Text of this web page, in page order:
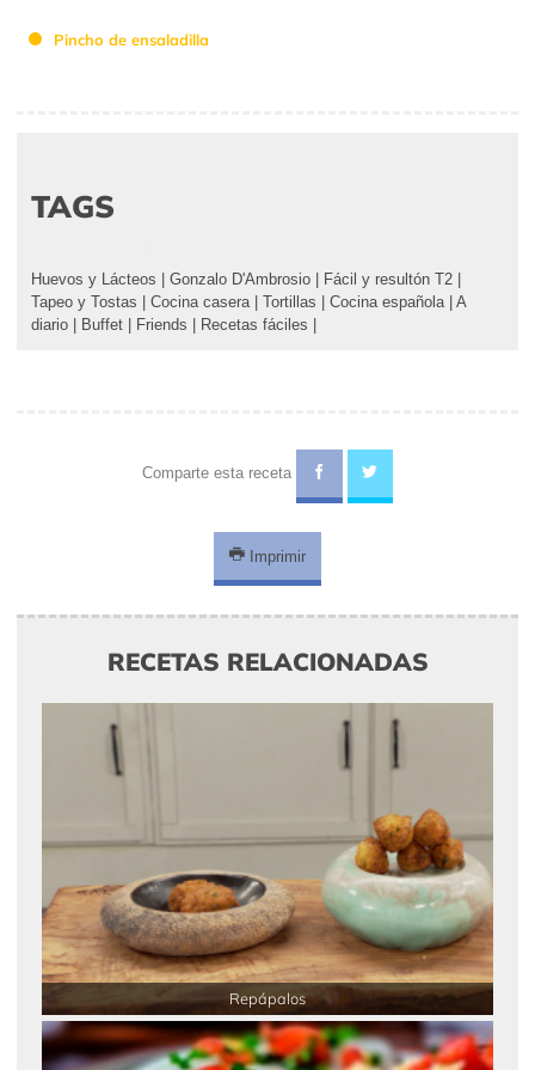
Pincho de ensaladilla
TAGS
Huevos y Lácteos Gonzalo D'Ambrosio Fácil y resultón T2
Tapeo y Tostas
Cocina casera| Tortillas Cocina española| A
diario
Buffet Friends Recetas fáciles
Comparte esta receta
Imprimir
RECETAS RELACIONADAS
Repápalos